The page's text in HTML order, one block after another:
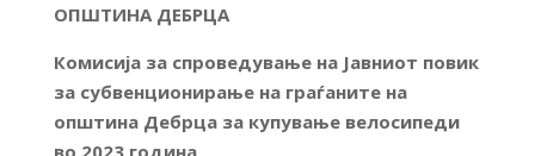
ОПШТИНА ДЕБРЦА
Комисија за спроведување на Јавниот повик
за субвенционирање на граѓаните на
општина Дебрца за купување велосипеди